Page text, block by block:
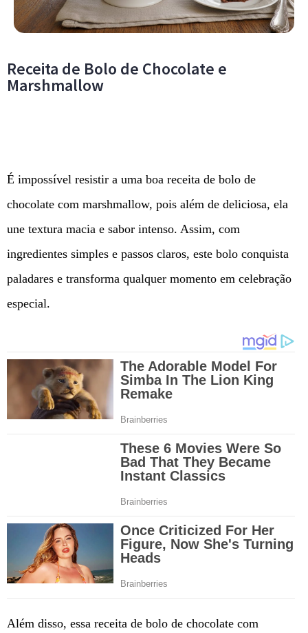
Receita de Bolo de Chocolate e
Marshmallow
É impossível resistir a uma boa receita de bolo de
chocolate com marshmallow, pois além de deliciosa, ela
une textura macia e sabor intenso. Assim, com
ingredientes simples e passos claros, este bolo conquista
paladares e transforma qualquer momento em celebração
especial.
Além disso, essa receita de bolo de chocolate com